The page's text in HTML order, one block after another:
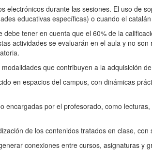
electrónicos durante las sesiones. El uso de
educativas específicas) o cuando el
tener en cuenta que el 60% de la
actividades se evaluarán en el aula y no
que contribuyen a la adquisición
en espacios del campus, con dinámicas
encargadas por el profesorado, como
de los contenidos tratados en clase,
conexiones entre cursos, asignaturas y